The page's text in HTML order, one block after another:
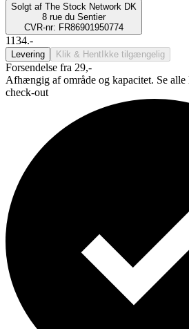
Solgt af The Stock Network DK
8 rue du Sentier
CVR-nr: FR86901950774
1134.-
Levering Klik & Hent Ikke tilgængelig
Forsendelse fra 29,-
Afhængig af område og kapacitet. Se alle
check-out